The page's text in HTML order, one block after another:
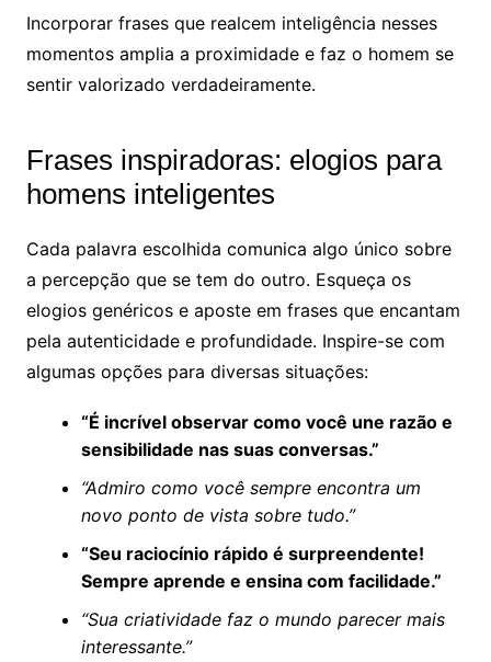
Incorporar frases que realcem inteligência nesses
momentos amplia a proximidade e faz o homem se
sentir valorizado verdadeiramente.
Frases inspiradoras: elogios para
homens inteligentes
Cada palavra escolhida comunica algo único sobre
a percepção que se tem do outro. Esqueça os
elogios genéricos e aposte em frases que encantam
pela autenticidade e profundidade. Inspire-se com
algumas opções para diversas situações:
“É incrível observar como você une razão e
sensibilidade nas suas conversas.”
“Admiro como você sempre encontra um
novo ponto de vista sobre tudo.”
“Seu raciocínio rápido é surpreendente!
Sempre aprende e ensina com facilidade.”
“Sua criatividade faz o mundo parecer mais
interessante.”